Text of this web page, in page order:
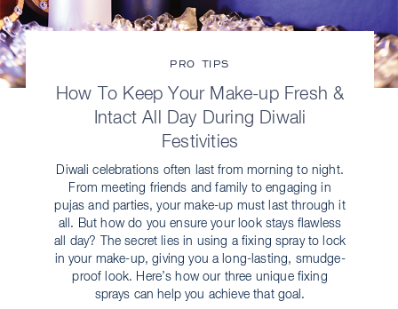
PRO TIPS
How To Keep Your Make-up Fresh &
Intact All Day During Diwali
Festivities
Diwali celebrations often last from morning to night.
From meeting friends and family to engaging in
pujas and parties, your make-up must last through it
all. But how do you ensure your look stays flawless
all day? The secret lies in using a fixing spray to lock
in your make-up, giving you a long-lasting, smudge-
proof look. Here’s how our three unique fixing
sprays can help you achieve that goal.